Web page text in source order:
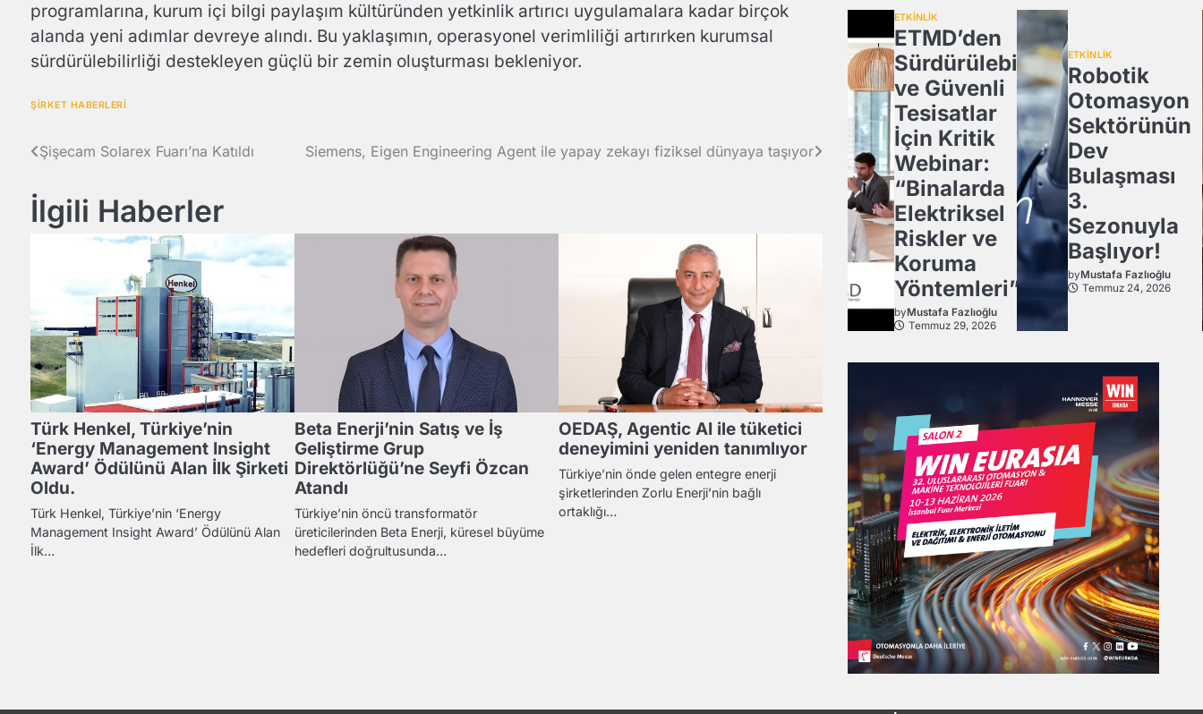
programlarına, kurum içi bilgi paylaşım kültüründen yetkinlik artırıcı uygulamalara kadar birçok
alanda yeni adımlar devreye alındı. Bu yaklaşımın, operasyonel verimliliği artırırken kurumsal
sürdürülebilirliği destekleyen güçlü bir zemin oluşturması bekleniyor.
ŞİRKET HABERLERİ
Yazı
gezinmesi
Şişecam Solarex Fuarı’na Katıldı Siemens, Eigen Engineering Agent ile yapay zekayı fiziksel dünyaya taşıyor
İlgili Haberler
Türk Henkel, Türkiye’nin
‘Energy Management Insight
Award’ Ödülünü Alan İlk Şirketi
Oldu.
Türk Henkel, Türkiye’nin ‘Energy
Management Insight Award’ Ödülünü Alan
İlk…
Beta Enerji’nin Satış ve İş
Geliştirme Grup
Direktörlüğü’ne Seyfi Özcan
Atandı
Türkiye’nin öncü transformatör
üreticilerinden Beta Enerji, küresel büyüme
hedefleri doğrultusunda…
OEDAŞ, Agentic AI ile tüketici
deneyimini yeniden tanımlıyor
Türkiye’nin önde gelen entegre enerji
şirketlerinden Zorlu Enerji’nin bağlı
ortaklığı…
ETKİNLİK
ETMD’den
Sürdürülebilir
ve Güvenli
Tesisatlar
İçin Kritik
Webinar:
“Binalarda
Elektriksel
Riskler ve
Koruma
Yöntemleri”
byMustafa Fazlıoğlu
Temmuz 29, 2026
ETKİNLİK
Robotik
Otomasyon
Sektörünün
Dev
Bulaşması
3.
Sezonuyla
Başlıyor!
byMustafa Fazlıoğlu
Temmuz 24, 2026